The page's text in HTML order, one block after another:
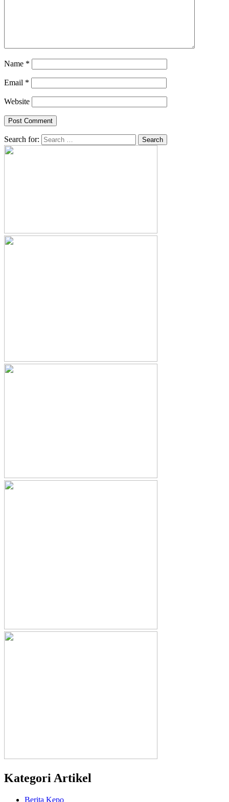
Name *
Email *
Website
Search for:
Kategori Artikel
Berita Kepo